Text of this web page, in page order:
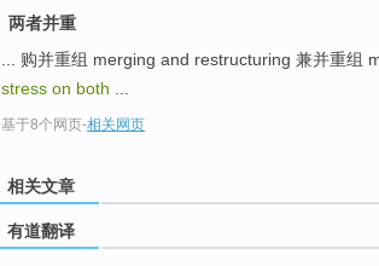
两者并重
... 购并重组 merging and restructuring 兼并重
stress on both
基于8个网页-相关网页
相关文章
有道翻译